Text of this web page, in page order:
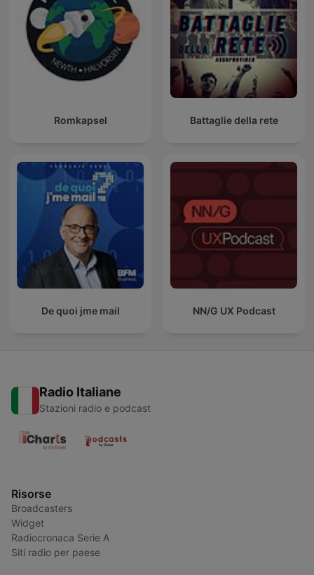
Romkapsel Battaglie della rete
De quoi jme mail NN/G UX Podcast
Radio Italiane
Stazioni radio e podcast
Risorse
Broadcasters
Widget
Radiocronaca Serie A
Siti radio per paese